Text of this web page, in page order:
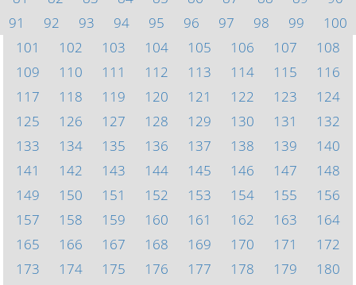
91
92 93 94 95 96 97 98 99
100
101
102 103 104 105 106 107
108
109
110 111 112 113 114 115
116
117
118 119 120 121 122 123
124
125
126 127 128 129 130 131
132
133
134 135 136 137 138 139
140
141
142 143 144 145 146 147
148
149
150 151 152 153 154 155
156
157
158 159 160 161 162 163
164
165
166 167 168 169 170 171
172
173
174 175 176 177 178 179
180